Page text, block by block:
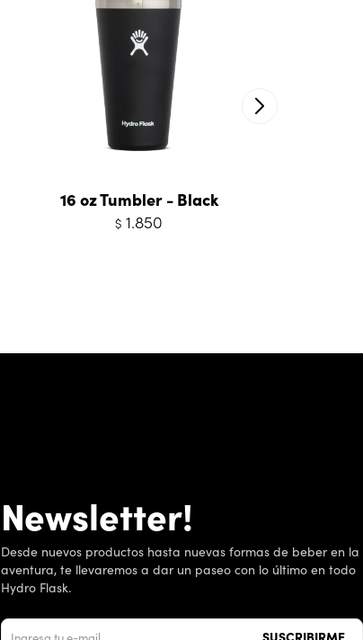
16 oz Tumbler - Black
$ 1.850
Newsletter!
Desde nuevos productos hasta nuevas formas de beber en la
aventura, te llevaremos a dar un paseo con lo último en todo
Hydro Flask.
SUSCRIBIRME